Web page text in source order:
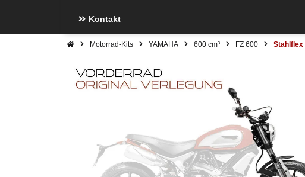
Kontakt
Motorrad-Kits YAMAHA 600 cm³ FZ 600 Stahlflex